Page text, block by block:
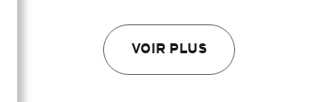
VOIR PLUS